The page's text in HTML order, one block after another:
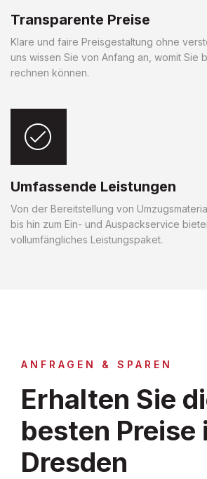
Transparente Preise
Klare und faire Preisgestaltung ohne
uns wissen Sie von Anfang an, womit Sie
rechnen können.
Umfassende Leistungen
Von der Bereitstellung von
bis hin zum Ein- und Auspackservice
vollumfängliches Leistungspaket.
ANFRAGEN & SPAREN
Erhalten Sie
besten Preise
Dresden